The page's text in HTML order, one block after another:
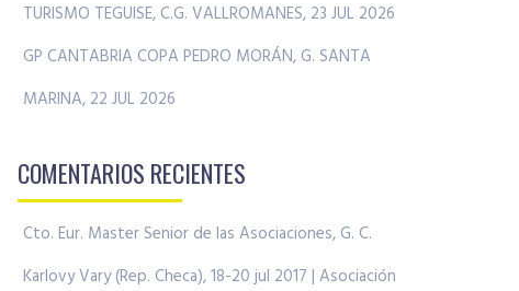
TURISMO TEGUISE, C.G. VALLROMANES, 23 JUL 2026
GP CANTABRIA COPA PEDRO MORÁN, G. SANTA
MARINA, 22 JUL 2026
COMENTARIOS RECIENTES
Cto. Eur. Master Senior de las Asociaciones, G. C.
Karlovy Vary (Rep. Checa), 18-20 jul 2017 | Asociación